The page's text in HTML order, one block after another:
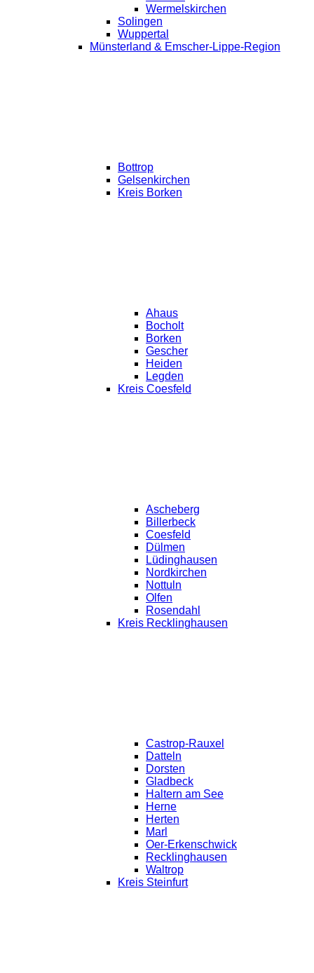
Wermelskirchen
Solingen
Wuppertal
Münsterland & Emscher-Lippe-Region
Bottrop
Gelsenkirchen
Kreis Borken
Ahaus
Bocholt
Borken
Gescher
Heiden
Legden
Kreis Coesfeld
Ascheberg
Billerbeck
Coesfeld
Dülmen
Lüdinghausen
Nordkirchen
Nottuln
Olfen
Rosendahl
Kreis Recklinghausen
Castrop-Rauxel
Datteln
Dorsten
Gladbeck
Haltern am See
Herne
Herten
Marl
Oer-Erkenschwick
Recklinghausen
Waltrop
Kreis Steinfurt